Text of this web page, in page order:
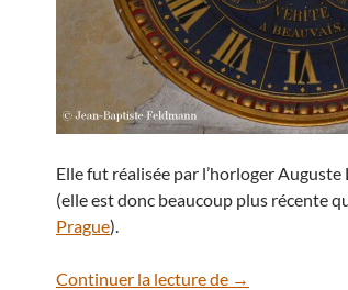
Elle fut réalisée par l’horloger
(elle est donc beaucoup plus récente
Prague).
Continuer la lecture de L’horloge
→